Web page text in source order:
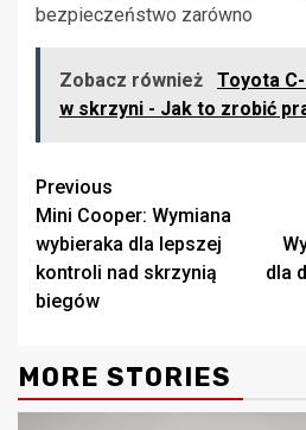
bezpieczeństwo zarówno
Zobacz również
Toyota
w skrzyni - Jak to zrobić
Continue
Reading
Previous
Mini Cooper: Wymiana
wybieraka dla lepszej
kontroli nad skrzynią
biegów
dla
MORE STORIES